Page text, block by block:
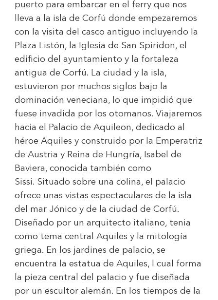
puerto para embarcar en el ferry que nos
lleva a la isla de Corfú donde empezaremos
con la visita del casco antiguo incluyendo la
Plaza Listón, la Iglesia de San Spiridon, el
edificio del ayuntamiento y la fortaleza
antigua de Corfú. La ciudad y la isla,
estuvieron por muchos siglos bajo la
dominación veneciana, lo que impidió que
fuese invadida por los otomanos. Viajaremos
hacia el Palacio de Aquileon, dedicado al
héroe Aquiles y construido por la Emperatriz
de Austria y Reina de Hungría, Isabel de
Baviera, conocida también como
Sissi. Situado sobre una colina, el palacio
ofrece unas vistas espectaculares de la isla
del mar Jónico y de la ciudad de Corfú.
Diseñado por un arquitecto italiano, tenia
como tema central Aquiles y la mitología
griega. En los jardines de palacio, se
encuentra la estatua de Aquiles, l cual forma
la pieza central del palacio y fue diseñada
por un escultor alemán. En los tiempos de la